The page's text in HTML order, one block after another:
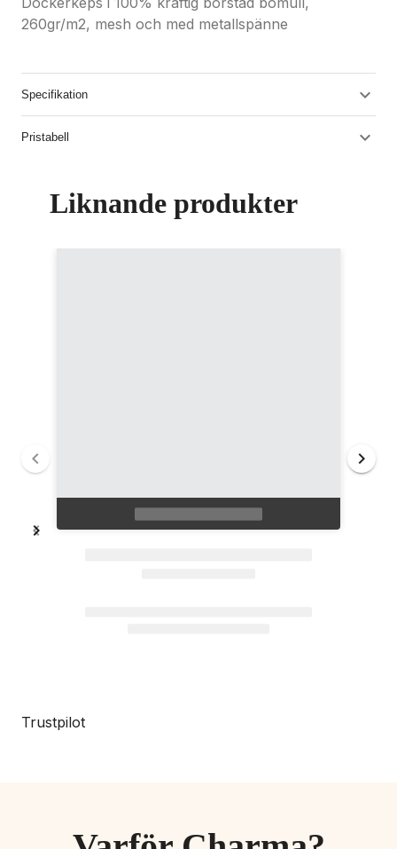
260gr/m2, mesh och med metallspänne
Specifikation
Pristabell
Liknande produkter
Trustpilot